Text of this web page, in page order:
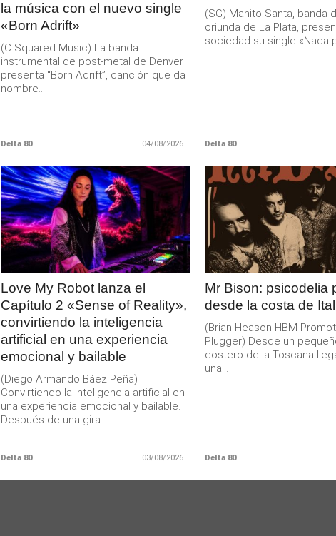
la música con el nuevo single
«Born Adrift»
(C Squared Music) La banda
instrumental de post-metal de Denver
presenta “Born Adrift”, canción que da
nombre...
Delta 80 04/08/2026
(SG) Manito Santa, banda
oriunda de La Plata,
sociedad su single «Nada
Delta 80
LEER
MAS
Love My Robot lanza el
Capítulo 2 «Sense of Reality»,
convirtiendo la inteligencia
artificial en una experiencia
emocional y bailable
(Diego Armando Báez Peña)
Convirtiendo la inteligencia artificial en
una experiencia emocional y bailable.
Después de una gira...
Delta 80 03/08/2026
LEER
MAS
Mr Bison: psicodelia
desde la costa de
(Brian Heason HBM
Plugger) Desde un
costero de la Toscana
una...
Delta 80